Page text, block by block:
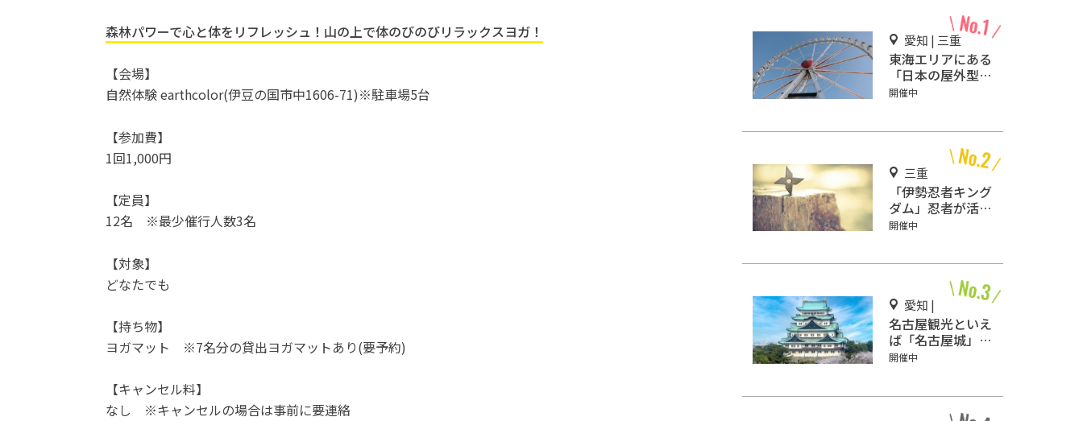
森林パワーで心と体をリフレッシュ！山の上で体のびのびリラックスヨガ！
【会場】
自然体験 earthcolor(伊豆の国市中1606-71)※駐車場5台
【参加費】
1回1,000円
【定員】
12名 ※最少催行人数3名
【対象】
どなたでも
【持ち物】
ヨガマット ※7名分の貸出ヨガマットあり(要予約)
【キャンセル料】
なし ※キャンセルの場合は事前に要連絡
愛知 | 三重
東海エリアにある
「日本の屋外型テ
ーマパーク敷地面
開催中
三重
「伊勢忍者キング
ダム」忍者が活躍
した時代へタイム
開催中
愛知 |
名古屋観光といえ
ば「名古屋城」！
2匹の金鯱を見に
開催中